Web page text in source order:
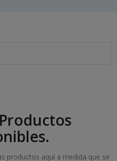
productos aquí a medida que se